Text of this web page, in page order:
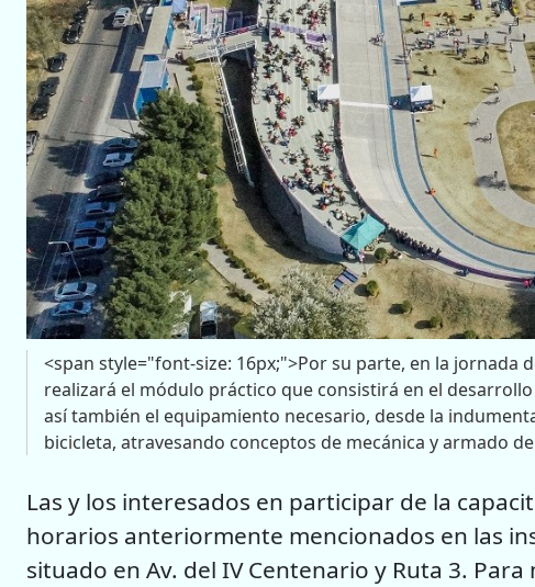
<span style="font-size: 16px;">Por su parte, en la jornada
realizará el módulo práctico que consistirá en el
así también el equipamiento necesario, desde la
bicicleta, atravesando conceptos de mecánica y armado
Las y los interesados en participar de la
horarios anteriormente mencionados en las
situado en Av. del IV Centenario y Ruta 3.